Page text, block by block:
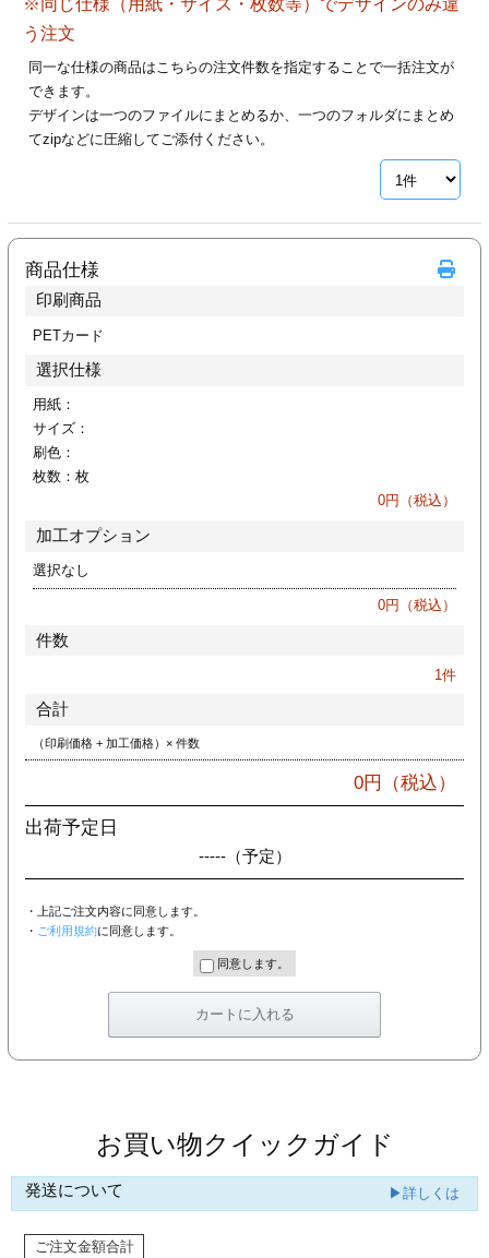
ァイル印刷
印刷
印刷
リーブ印刷
加工
印刷
刷
カード印刷
ファイル印刷
ァイル印刷
印刷
リーブ
ー印刷
う注文
同一な仕様の商品はこちらの注文件数を指定することで一括注文が
できます。
デザインは一つのファイルにまとめるか、一つのフォルダにまとめ
てzipなどに圧縮してご添付ください。
商品仕様
印刷商品
PETカード
選択仕様
用紙：
サイズ：
刷色：
枚数： 枚
0円（税込）
加工オプション
選択なし
0円（税込）
件数
1件
合計
（印刷価格 + 加工価格）× 件数
0円（税込）
出荷予定日
-----（予定）
・上記ご注文内容に同意します。
・ ご利用規約に同意します。
同意します。
お買い物クイックガイド
発送について ▶詳しくは
ご注文金額合計